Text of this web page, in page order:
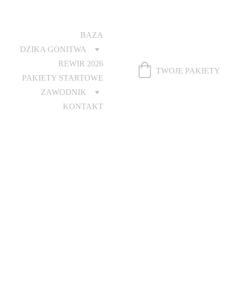
BAZA
DZIKA GONITWA
REWIR 2026
PAKIETY STARTOWE
ZAWODNIK
KONTAKT
TWOJE PAKIETY